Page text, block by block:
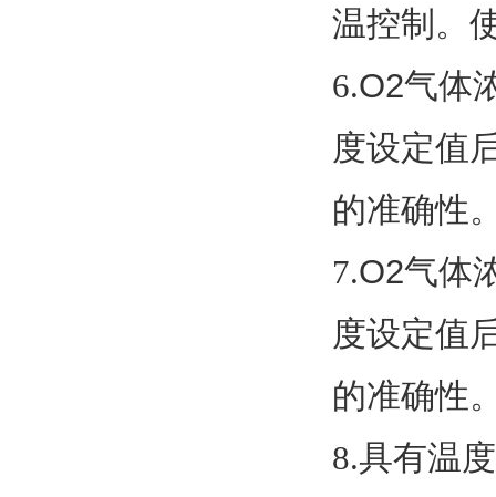
温控制。
6.O2气体
度设定值
的准确性
7.O2气体
度设定值
的准确性
8.具有温